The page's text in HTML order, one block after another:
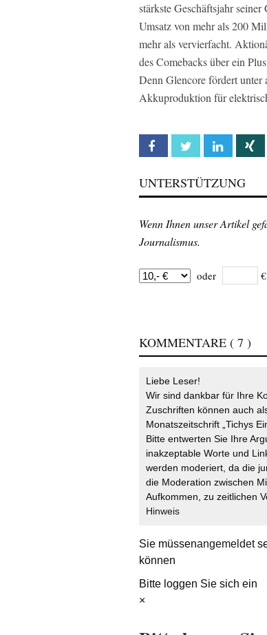
stärkste Geschäftsjahr
Umsatz von mehr als 200
mehr als vervierfacht.
des Comebacks über ein
Denn Glencore fördert
Akkuproduktion für
Facebook Twitter Linkedin
UNTERSTÜTZUNG
Wenn Ihnen unser Artikel
Journalismus.
oder €
KOMMENTARE ( 7 )
Liebe Leser!
Wir sind dankbar für Ihre
Zuschriften können auch
Monatszeitschrift „Tichys
Bitte entwerten Sie Ihre
inakzeptable Worte und
werden moderiert, da die
die Moderation zwischen
Aufkommen, zu zeitlichen
Hinweis
Sie müssenangemeldet
können
Bitte loggen Sie sich ein
×